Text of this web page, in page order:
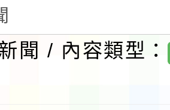
領人才培育課程
園市115學年度
聞 / 內容類型：